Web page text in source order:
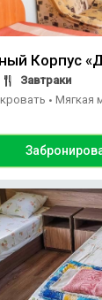
Корпус
Завтраки
• Мягкая